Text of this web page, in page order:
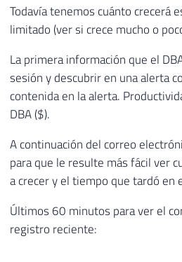
Todavía tenemos cuánto crecerá
limitado (ver si crece mucho o
La primera información que el
sesión y descubrir en una alerta
contenida en la alerta.
DBA ($).
A continuación del correo
para que le resulte más fácil ver
a crecer y el tiempo que tardó en
Últimos 60 minutos para ver el
registro reciente: